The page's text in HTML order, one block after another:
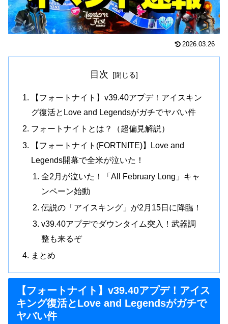
2026.03.26
目次
【フォートナイト】v39.40アプデ！アイスキン
グ復活とLove and Legendsがガチでヤバい件
フォートナイトとは？（超偏見解説）
【フォートナイト(FORTNITE)】Love and
Legends開幕で全米が泣いた！
全2月が泣いた！「All February Long」キャ
ンペーン始動
伝説の「アイスキング」が2月15日に降臨！
v39.40アプデでダウンタイム突入！武器調
整も来るぞ
まとめ
【フォートナイト】v39.40アプデ！アイス
キング復活とLove and Legendsがガチで
ヤバい件